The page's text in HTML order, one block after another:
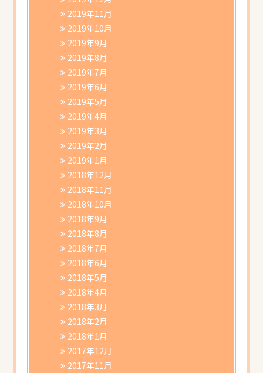
2019年11月
2019年10月
2019年9月
2019年8月
2019年7月
2019年6月
2019年5月
2019年4月
2019年3月
2019年2月
2019年1月
2018年12月
2018年11月
2018年10月
2018年9月
2018年8月
2018年7月
2018年6月
2018年5月
2018年4月
2018年3月
2018年2月
2018年1月
2017年12月
2017年11月